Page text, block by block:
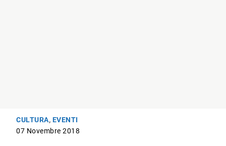
CULTURA, EVENTI
07 Novembre 2018